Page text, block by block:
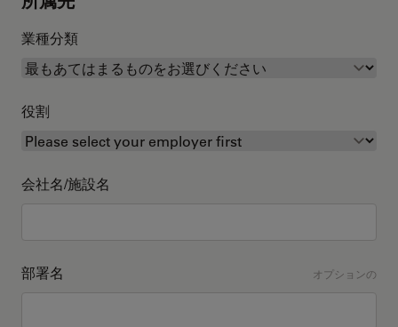
業種分類
役割
会社名/施設名
部署名 オプションの